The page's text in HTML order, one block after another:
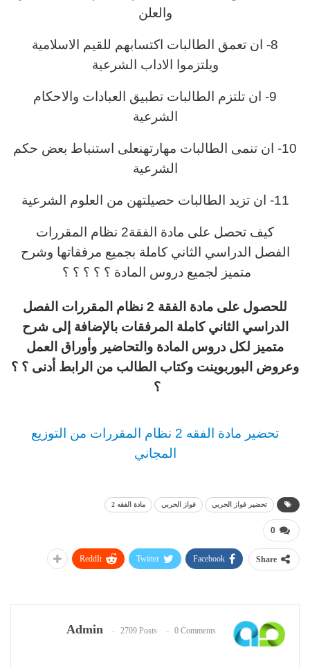
والعلن
8- ان تعمق الطالبات اكتسابهم للقيم الاسلامية
ويلتزموا الاداب الشرعية
9- ان تلتزم الطالبات تطبيق العبادات والاحكام
الشرعية
10- ان تنمى الطالبات مهارتهنعلى استنباط بعض حكم
الشرعية
11- ان تزيد الطالبات حصيلتهن من العلوم الشرعية
كيف تحصل على مادة الفقة2 نظام المقررات
الفصل الدراسي الثاني كاملة بجميع مرفقاتها وشرح
متميز لجميع دروس المادة ؟ ؟ ؟ ؟ ؟
للحصول على مادة الفقة 2 نظام المقررات الفصل
الدراسي الثاني كاملة المرفقات بالإضافة إلى شرح
متميز لكل دروس المادة والتحاضير وأوراق العمل
وعروض البوربوينت وكتاب الطالب من الرابط أدنى ؟ ؟
؟
تحضير مادة الفقه 2 نظام المقررات من التوزيع
المجاني
تحضير فواز الحربي فواز الحربي مادة الفقه 2
0
Share
Facebook
Twitter
ReddIt
Admin 2709 Posts 0 Comments